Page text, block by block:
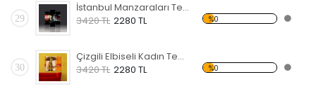
29
İstanbul Manzaraları Temalı Kanvas Tablo
3420 TL 2280 TL %0
30
Çizgili Elbiseli Kadın Temalı Kanvas Tablo
3420 TL 2280 TL %0